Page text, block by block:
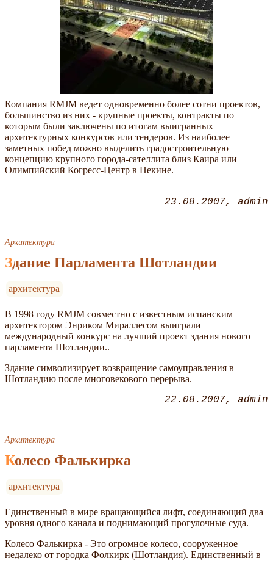
Компания RMJM ведет одновременно более сотни проектов,
большинство из них - крупные проекты, контракты по
которым были заключены по итогам выигранных
архитектурных конкурсов или тендеров. Из наиболее
заметных побед можно выделить градостроительную
концепцию крупного города-сателлита близ Каира или
Олимпийский Когресс-Центр в Пекине.
23.08.2007 admin
Архитектура
Здание Парламента Шотландии
архитектура
В 1998 году RMJM совместно с известным испанским
архитектором Энриком Мираллесом выиграли
международный конкурс на лучший проект здания нового
парламента Шотландии..
Здание символизирует возвращение самоуправления в
Шотландию после многовекового перерыва.
22.08.2007 admin
Архитектура
Колесо Фалькирка
архитектура
Единственный в мире вращающийся лифт, соединяющий два
уровня одного канала и поднимающий прогулочные суда.
Колесо Фалькирка - Это огромное колесо, сооруженное
недалеко от городка Фолкирк (Шотландия). Единственный в